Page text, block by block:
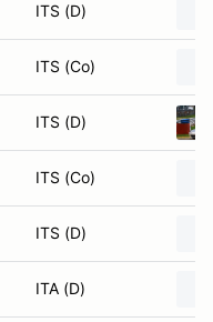
ITS (D)
ITS (Co)
ITS (D)
ITS (Co)
ITS (D)
ITA (D)